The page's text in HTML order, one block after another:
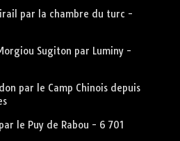
par la chambre du turc -
Sugiton par Luminy-
par le Camp Chinois depuis
le Puy de Rabou - 6 701